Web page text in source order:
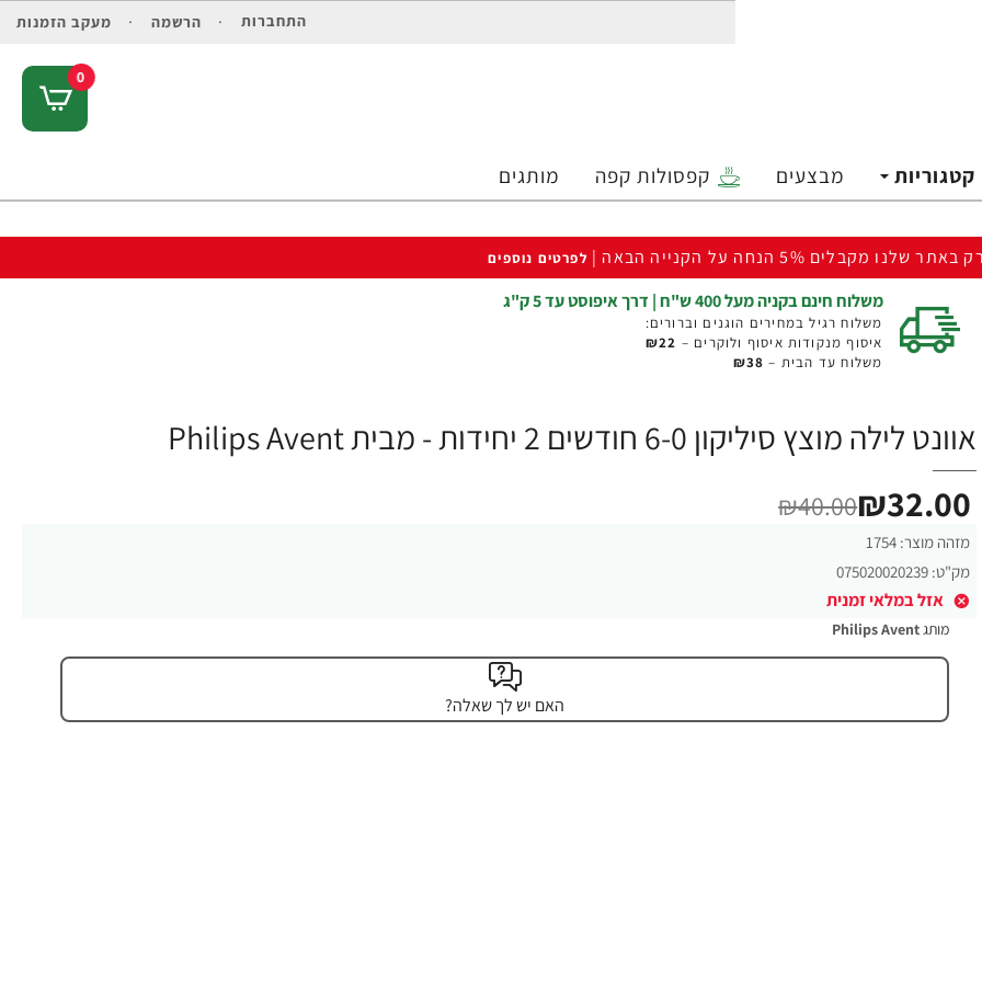
התחברות הרשמה מעקב הזמנות
0
קטגוריות מבצעים קפסולות קפה מותגים
באתר שלנו מקבלים 5% הנחה על הקנייה הבאה | לפרטים נוספים
משלוח חינם בקניה מעל 400 ש"ח | דרך איפוסט עד 5 ק"ג
משלוח רגיל במחירים הוגנים וברורים:
איסוף מנקודות איסוף ולוקרים – ₪22
משלוח עד הבית – ₪38
אוונט לילה מוצץ סיליקון 6-0 חודשים 2 יחידות - מבית Philips Avent
מזהה מוצר: 1754
מק"ט: 075020020239
אזל במלאי זמנית
₪32.00
₪40.00
מותגPhilips Avent
האם יש לך שאלה?